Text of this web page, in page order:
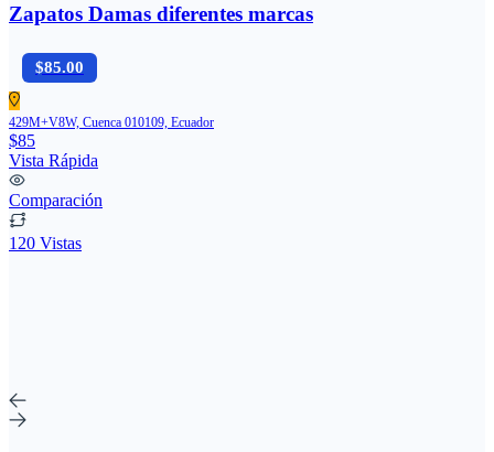
Zapatos Damas diferentes marcas
$85.00
429M+V8W, Cuenca 010109, Ecuador
$85
Vista Rápida
Comparación
120 Vistas